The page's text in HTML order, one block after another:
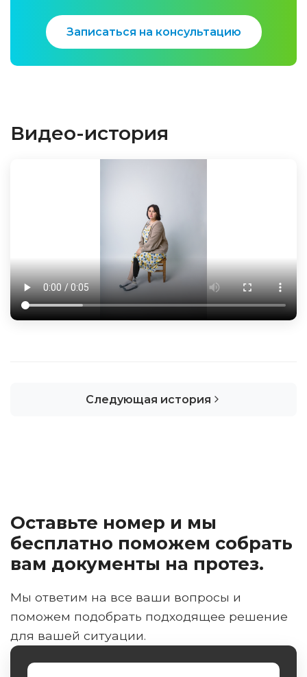
Записаться на консультацию
Видео-история
Следующая история
Оставьте номер и мы
бесплатно поможем собрать
вам документы на протез.
Мы ответим на все ваши вопросы и
поможем подобрать подходящее решение
для вашей ситуации.